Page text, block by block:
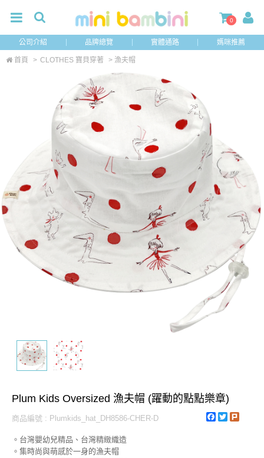
0
公司介紹 品牌總覽 實體通路 媽咪推薦
首頁 > CLOTHES 寶貝穿著 > 漁夫帽
Plum Kids Oversized 漁夫帽 (躍動的點點樂章)
Facebook
Twitter
商品編號 : Plumkids_hat_DH8586-CHER-D
。台灣嬰幼兒精品、台灣精緻織造
。集時尚與萌感於一身的漁夫帽